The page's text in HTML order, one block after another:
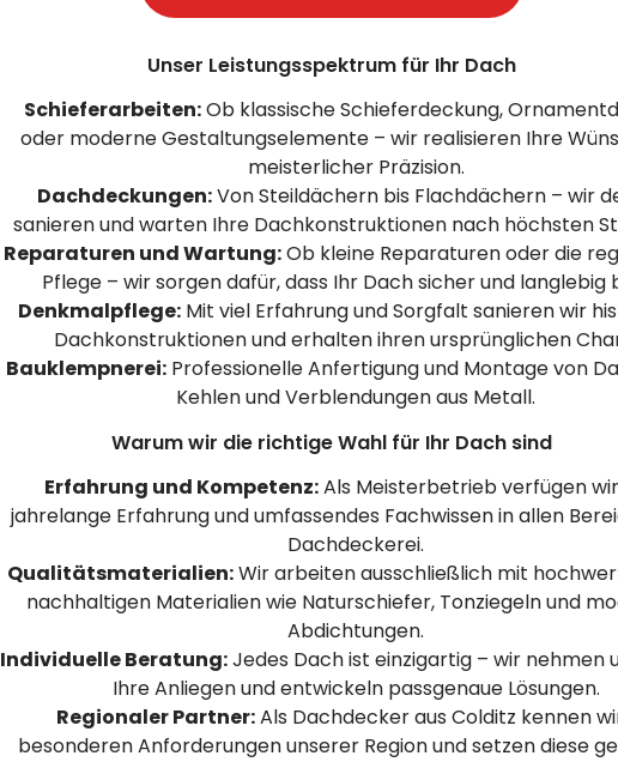
Unser Leistungsspektrum für Ihr Dach
Schieferarbeiten:Ob klassische Schieferdeckung,
oder moderne Gestaltungselemente – wir realisieren Ihre
meisterlicher Präzision.
Dachdeckungen:Von Steildächern bis Flachdächern – wir
sanieren und warten Ihre Dachkonstruktionen nach höchsten
Reparaturen und Wartung:Ob kleine Reparaturen oder die
Pflege – wir sorgen dafür, dass Ihr Dach sicher und langlebig
Denkmalpflege:Mit viel Erfahrung und Sorgfalt sanieren wir
Dachkonstruktionen und erhalten ihren ursprünglichen
Bauklempnerei:Professionelle Anfertigung und Montage von
Kehlen und Verblendungen aus Metall.
Warum wir die richtige Wahl für Ihr Dach sind
Erfahrung und Kompetenz:Als Meisterbetrieb verfügen
jahrelange Erfahrung und umfassendes Fachwissen in allen
Dachdeckerei.
Qualitätsmaterialien:Wir arbeiten ausschließlich mit
nachhaltigen Materialien wie Naturschiefer, Tonziegeln und
Abdichtungen.
Individuelle Beratung:Jedes Dach ist einzigartig – wir nehmen
Ihre Anliegen und entwickeln passgenaue Lösungen.
Regionaler Partner:Als Dachdecker aus Colditz kennen
besonderen Anforderungen unserer Region und setzen diese